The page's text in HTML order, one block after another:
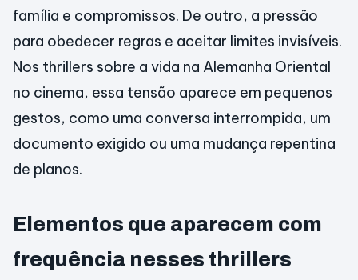
família e compromissos. De outro, a pressão
para obedecer regras e aceitar limites invisíveis.
Nos thrillers sobre a vida na Alemanha Oriental
no cinema, essa tensão aparece em pequenos
gestos, como uma conversa interrompida, um
documento exigido ou uma mudança repentina
de planos.
Elementos que aparecem com
frequência nesses thrillers